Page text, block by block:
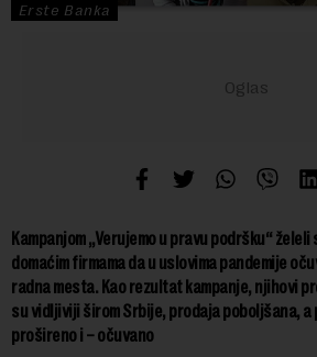
Erste Banka
Kampanjom „Verujemo u pravu podršku“ želeli
domaćim firmama da u uslovima pandemije
radna mesta. Kao rezultat kampanje, njihovi
su vidljiviji širom Srbije, prodaja poboljšana,
prošireno i – očuvano